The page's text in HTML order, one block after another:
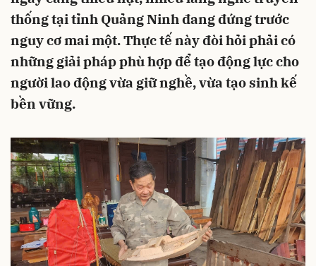
thống tại tỉnh Quảng Ninh đang đứng trước
nguy cơ mai một. Thực tế này đòi hỏi phải có
những giải pháp phù hợp để tạo động lực cho
người lao động vừa giữ nghề, vừa tạo sinh kế
bền vững.